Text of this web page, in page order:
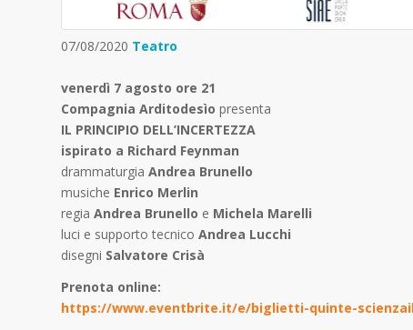
07/08/2020 Teatro
venerdì 7 agosto ore 21
Compagnia Arditodesìo presenta
IL PRINCIPIO DELL’INCERTEZZA
ispirato a Richard Feynman
drammaturgia Andrea Brunello
musiche Enrico Merlin
regia Andrea Brunello e Michela Marelli
luci e supporto tecnico Andrea Lucchi
disegni Salvatore Crisà
Prenota online:
https://www.eventbrite.it/e/biglietti-quinte-